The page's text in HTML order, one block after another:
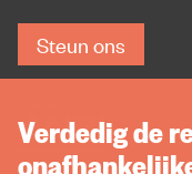
Steun ons
Verdedig de